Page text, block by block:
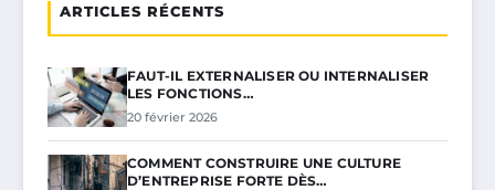
ARTICLES RÉCENTS
FAUT-IL EXTERNALISER OU INTERNALISER
LES FONCTIONS…
20 février 2026
COMMENT CONSTRUIRE UNE CULTURE
D’ENTREPRISE FORTE DÈS…